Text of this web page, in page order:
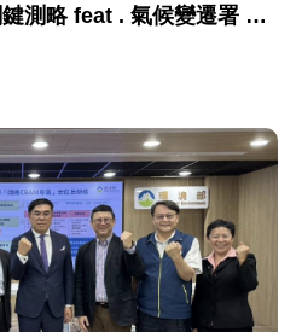
測略 feat . 氣候變遷署 張